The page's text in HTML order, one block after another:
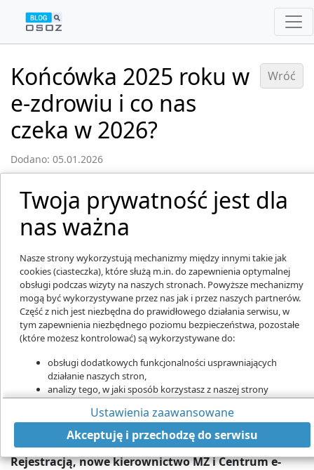
Końcówka 2025 roku w
e-zdrowiu i co nas
czeka w 2026?
Dodano: 05.01.2026
Wróć
W najbardziej decydującym momencie dla projektów e-zdrowia
finansowanych z KPO, Centrum e-Zdrowia szuka nowego dyrektora po
odwołaniu Adama Konki
Rekordowa suma pieniędzy na e-zdrowie z KPO,
nadzieje i rozczarowania związane z Centralną e-
Rejestracją, nowe kierownictwo MZ i Centrum e-
Twoja prywatność jest dla
nas ważna
Nasze strony wykorzystują mechanizmy między innymi takie jak
cookies (ciasteczka), które służą m.in. do zapewnienia optymalnej
obsługi podczas wizyty na naszych stronach. Powyższe mechanizmy
mogą być wykorzystywane przez nas jak i przez naszych partnerów.
Część z nich jest niezbędna do prawidłowego działania serwisu, w
tym zapewnienia niezbędnego poziomu bezpieczeństwa, pozostałe
(które możesz kontrolować) są wykorzystywane do:
obsługi dodatkowych funkcjonalności usprawniających
działanie naszych stron,
analizy tego, w jaki sposób korzystasz z naszej strony
marketingu bezpośredniego,
udostępniania funkcji mediów społecznościowych.
Kliknij „Akceptuję i przechodzę do strony”, aby wyrazić zgodę
na przetwarzanie przez nas i naszych partnerów Twoich
danych w powyższych celach.
Ustawienia zaawansowane
Akceptuję i przechodzę do serwisu